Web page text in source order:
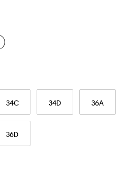
34C 34D 36A
36D